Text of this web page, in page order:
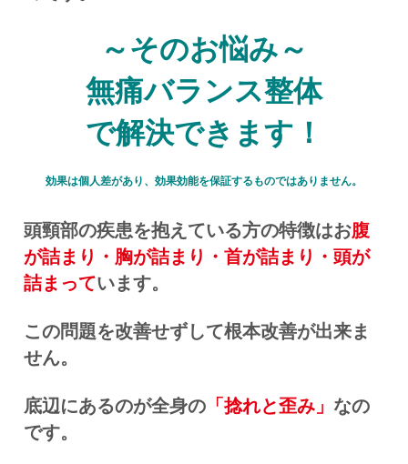
～そのお悩み～
無痛バランス整体
で解決できます！
効果は個人差があり、効果効能を保証するものではありません。
頭頸部の疾患を抱えている方の特徴はお腹
が詰まり・胸が詰まり・首が詰まり・頭が
詰まっています。
この問題を改善せずして根本改善が出来ま
せん。
底辺にあるのが全身の 「捻れと歪み」 なの
です。